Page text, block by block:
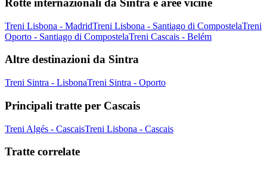
Rotte internazionali da Sintra e aree vicine
Treni Lisbona - MadridTreni Lisbona - Santiago di CompostelaTreni
Oporto - Santiago di CompostelaTreni Cascais - Belém
Altre destinazioni da Sintra
Treni Sintra - LisbonaTreni Sintra - Oporto
Principali tratte per Cascais
Treni Algés - CascaisTreni Lisbona - Cascais
Tratte correlate